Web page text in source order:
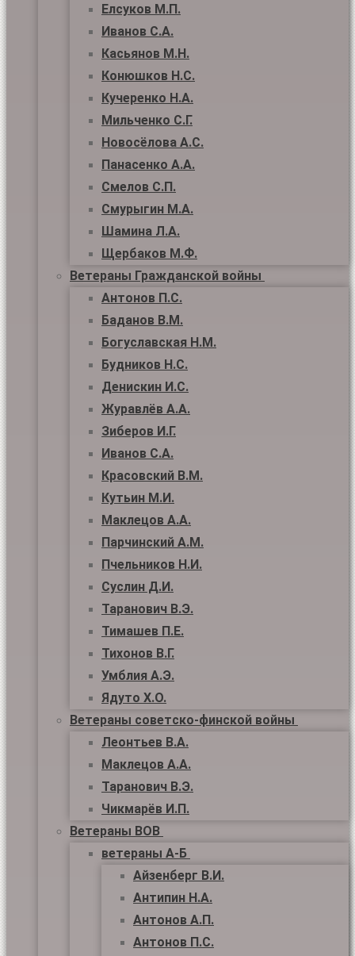
Елсуков М.П.
Иванов С.А.
Касьянов М.Н.
Конюшков Н.С.
Кучеренко Н.А.
Мильченко С.Г.
Новосёлова А.С.
Панасенко А.А.
Смелов С.П.
Смурыгин М.А.
Шамина Л.А.
Щербаков М.Ф.
Ветераны Гражданской войны
Антонов П.С.
Баданов В.М.
Богуславская Н.М.
Будников Н.С.
Денискин И.С.
Журавлёв А.А.
Зиберов И.Г.
Иванов С.А.
Красовский В.М.
Кутьин М.И.
Маклецов А.А.
Парчинский А.М.
Пчельников Н.И.
Суслин Д.И.
Таранович В.Э.
Тимашев П.Е.
Тихонов В.Г.
Умблия А.Э.
Ядуто Х.О.
Ветераны советско-финской войны
Леонтьев В.А.
Маклецов А.А.
Таранович В.Э.
Чикмарёв И.П.
Ветераны ВОВ
ветераны А-Б
Айзенберг В.И.
Антипин Н.А.
Антонов А.П.
Антонов П.С.